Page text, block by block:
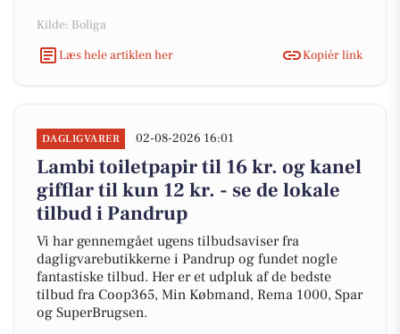
Kilde: Boliga
Læs hele artiklen her
Kopiér link
DAGLIGVARER 02-08-2026 16:01
Lambi toiletpapir til 16 kr. og kanel
gifflar til kun 12 kr. - se de lokale
tilbud i Pandrup
Vi har gennemgået ugens tilbudsaviser fra
dagligvarebutikkerne i Pandrup og fundet nogle
fantastiske tilbud. Her er et udpluk af de bedste
tilbud fra Coop365, Min Købmand, Rema 1000, Spar
og SuperBrugsen.